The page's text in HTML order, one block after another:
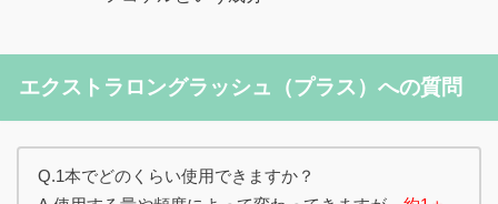
エクストラロングラッシュ（プラス）への質問
Q.1本でどのくらい使用できますか？